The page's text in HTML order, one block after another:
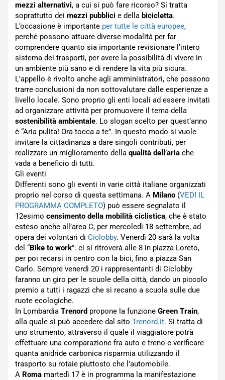
mezzi alternativi, a cui si può fare ricorso? Si tratta
soprattutto dei mezzi pubblici e della bicicletta.
L’occasione è importante per tutte le città europee,
perché possono attuare diverse modalità per far
comprendere quanto sia importante revisionare l’intero
sistema dei trasporti, per avere la possibilità di vivere in
un ambiente più sano e di rendere la vita più sicura.
L’appello è rivolto anche agli amministratori, che possono
trarre conclusioni da non sottovalutare dalle esperienze a
livello locale. Sono proprio gli enti locali ad essere invitati
ad organizzare attività per promuovere il tema della
sostenibilità ambientale. Lo slogan scelto per quest’anno
è “Aria pulita! Ora tocca a te”. In questo modo si vuole
invitare la cittadinanza a dare singoli contributi, per
realizzare un miglioramento della qualità dell’aria che
vada a beneficio di tutti.
Gli eventi
Differenti sono gli eventi in varie città italiane organizzati
proprio nel corso di questa settimana. A Milano (VEDI IL
PROGRAMMA COMPLETO) può essere segnalato il
12esimo censimento della mobilità ciclistica, che è stato
esteso anche all’area C, per mercoledì 18 settembre, ad
opera dei volontari di Ciclobby. Venerdì 20 sarà la volta
del “Bike to work”: ci si ritroverà alle 8 in piazza Loreto,
per poi recarsi in centro con la bici, fino a piazza San
Carlo. Sempre venerdì 20 i rappresentanti di Ciclobby
faranno un giro per le scuole della città, dando un piccolo
premio a tutti i ragazzi che si recano a scuola sulle due
ruote ecologiche.
In Lombardia Trenord propone la funzione Green Train,
alla quale si può accedere dal sito Trenord.it. Si tratta di
uno strumento, attraverso il quale il viaggiatore potrà
effettuare una comparazione fra auto e treno e verificare
quanta anidride carbonica risparmia utilizzando il
trasporto su rotaie piuttosto che l’automobile.
A Roma martedì 17 è in programma la manifestazione